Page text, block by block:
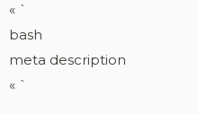
« `
bash
meta description
« `